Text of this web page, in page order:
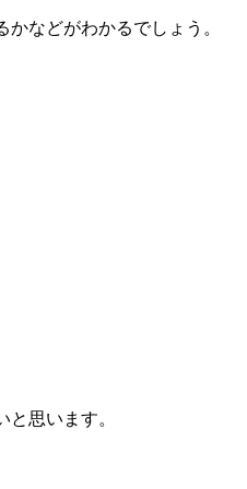
などがわかるでしょう。
思います。